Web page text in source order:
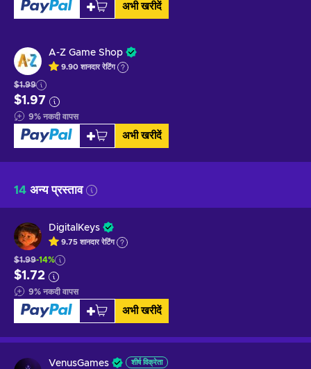
अभी खरीदें
A-Z Game Shop
9.90 शानदाररेटिंग
$1.99
$1.97
9% नकदी वापस
अभी खरीदें
14 अन्य प्रस्ताव
DigitalKeys
9.75 शानदाररेटिंग
$1.99-14%
$1.72
9% नकदी वापस
अभी खरीदें
VenusGames शीर्ष विक्रेता